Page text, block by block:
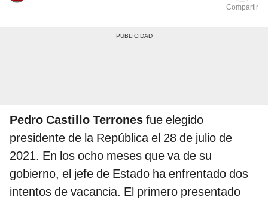
Compartir
Pedro Castillo Terrones fue elegido
presidente de la República el 28 de julio de
2021. En los ocho meses que va de su
gobierno, el jefe de Estado ha enfrentado dos
intentos de vacancia. El primero presentado